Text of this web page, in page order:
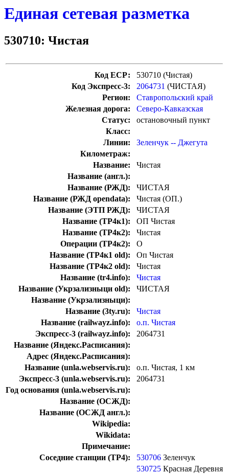
Единая сетевая разметка
530710: Чистая
Код ЕСР:
530710 (Чистая)
Код Экспресс-3:
2064731 (ЧИСТАЯ)
Регион:
Ставропольский край
Железная дорога:
Северо-Кавказская
Статус:
остановочный пункт
Класс:
Линии:
Зеленчук -- Джегута
Километраж:
Название:
Чистая
Название (англ.):
Название (РЖД):
ЧИСТАЯ
Название (РЖД opendata):
Чистая (ОП.)
Название (ЭТП РЖД):
ЧИСТАЯ
Название (ТР4к1):
ОП Чистая
Название (ТР4к2):
Чистая
Операции (ТР4к2):
О
Название (ТР4к1 old):
Оп Чистая
Название (ТР4к2 old):
Чистая
Название (tr4.info):
Чистая
Название (Укрзализныци old):
ЧИСТАЯ
Название (Укрзализныци):
Название (3ty.ru):
Чистая
Название (railwayz.info):
о.п. Чистая
Экспресс-3 (railwayz.info):
2064731
Название (Яндекс.Расписания):
Адрес (Яндекс.Расписания):
Название (unla.webservis.ru):
о.п. Чистая, 1 км
Экспресс-3 (unla.webservis.ru):
2064731
Год основания (unla.webservis.ru):
Название (ОСЖД):
Название (ОСЖД англ.):
Wikipedia:
Wikidata:
Примечание:
Соседние станции (ТР4):
530706 Зеленчук
530725 Красная Деревня